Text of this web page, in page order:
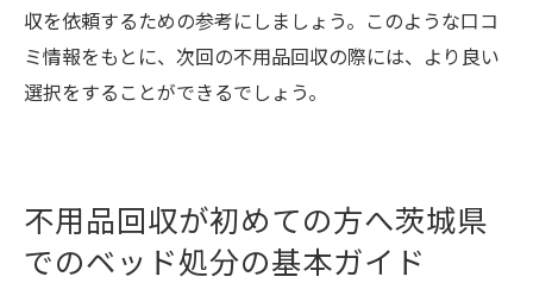
収を依頼するための参考にしましょう。このような口コ
ミ情報をもとに、次回の不用品回収の際には、より良い
選択をすることができるでしょう。
不用品回収が初めての方へ茨城県
でのベッド処分の基本ガイド